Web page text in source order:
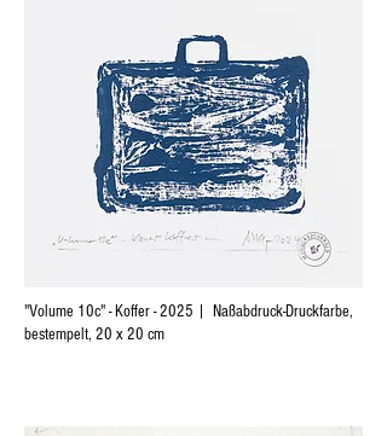
"Volume 10c" - Koffer - 2025 | Naßabdruck-Druckfarbe,
bestempelt, 20 x 20 cm